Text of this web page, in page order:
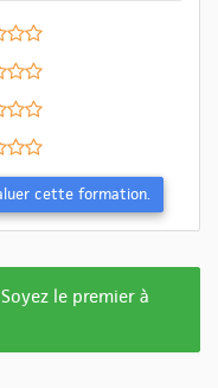
Evaluer cette formation.
Soyez le premier à